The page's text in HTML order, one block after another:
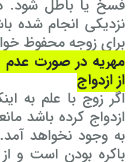
فسخ یا باطل شود.
نزدیکی انجام شده
برای زوجه محفوظ
مهریه در صورت عدم
از ازدواج
اگر زوج با علم به
ازدواج کرده باشد
به وجود نخواهد
باکره بودن است و